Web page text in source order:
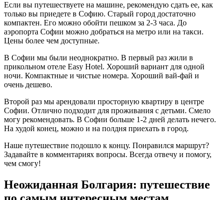
Если вы путешествуете на машине, рекомендую сдать ее, как
только вы приедете в Софию. Старый город достаточно
компактен. Его можно обойти пешком за 2-3 часа. До
аэропорта Софии можно добраться на метро или на такси.
Цены более чем доступные.
В Софии мы были неоднократно. В первый раз жили в
прикольном отеле Easy Hotel. Хороший вариант для одной
ночи. Компактные и чистые номера. Хороший вай-фай и
очень дешево.
Второй раз мы арендовали просторную квартиру в центре
Софии. Отлично подходит для проживания с детьми. Смело
могу рекомендовать. В Софии больше 1-2 дней делать нечего.
На худой конец, можно и на полдня приехать в город.
Наше путешествие подошло к концу. Понравился маршрут?
Задавайте в комментариях вопросы. Всегда отвечу и помогу,
чем смогу!
Неожиданная Болгария: путешествие